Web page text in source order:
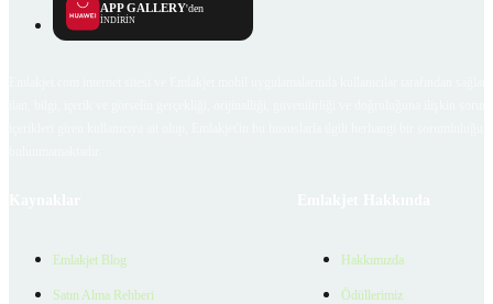
APP GALLERY'den
İNDİRİN
Emlakjet Blog
Satın Alma Rehberi
Hakkımızda
Ödüllerimiz